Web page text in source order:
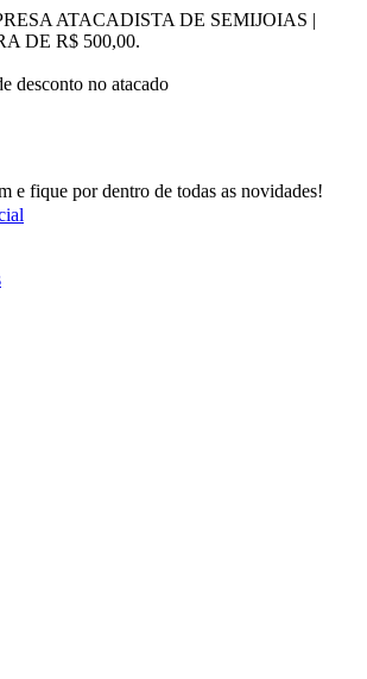
ATACADISTA DE SEMIJOIAS |
DE R$ 500,00.
desconto no atacado
e fique por dentro de todas as novidades!